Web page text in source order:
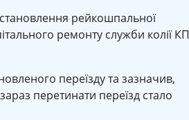
рейкошпальної
ремонту служби колії КП
переїзду та зазначив,
перетинати переїзд стало